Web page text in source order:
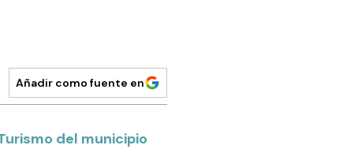
Añadir como fuente en
del municipio